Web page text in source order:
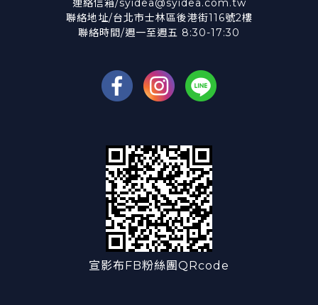
連絡信箱/syidea@syidea.com.tw
聯絡地址/台北市士林區後港街116號2樓
聯絡時間/週一至週五 8:30-17:30
宣影布FB粉絲團QRcode